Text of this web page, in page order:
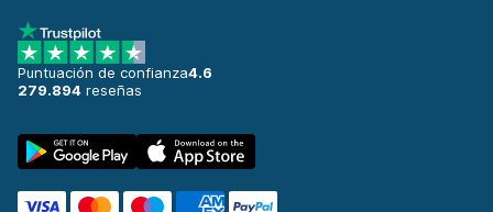
Puntuación de confianza4.6
279.894 reseñas